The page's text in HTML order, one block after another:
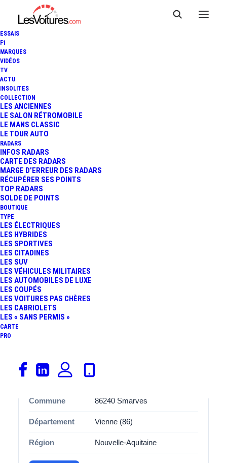
ESSAIS
F1
MARQUES
VIDÉOS
TV
ACTU
INSOLITES
COLLECTION
LES ANCIENNES
LE SALON RÉTROMOBILE
LE MANS CLASSIC
LE TOUR AUTO
RADARS
INFOS RADARS
CARTE DES RADARS
MARGE D’ERREUR DES RADARS
RÉCUPÉRER SES POINTS
TOP RADARS
SOLDE DE POINTS
BOUTIQUE
TYPE
LES ÉLECTRIQUES
LES HYBRIDES
LES SPORTIVES
LES CITADINES
LES SUV
LES VÉHICULES MILITAIRES
LES AUTOMOBILES DE LUXE
LES COUPÉS
LES VOITURES PAS CHÈRES
LES CABRIOLETS
LES « SANS PERMIS »
CARTE
PRO
smarves
CetteAire de covoiturage
située àSmarves
(Nouvelle-Aquitaine
pour faciliter vos déplacements partagés. Positionnée
Rue Marie Curie
bénéficie d’un emplacement stratégique
Avec ses5 places de stationnement
Domaine public
accueillir les covoitureurs dans des bonnes conditions.
Que vous soyez conducteur ou passager, vous
apprécierez l’organisation et l’espace disponibles, pensés
pour améliorer l’expérience de covoiturage.
Adresse
Commune 86240 Smarves
Département Vienne (86)
Région Nouvelle-Aquitaine